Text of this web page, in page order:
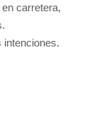
carretera,
intenciones.